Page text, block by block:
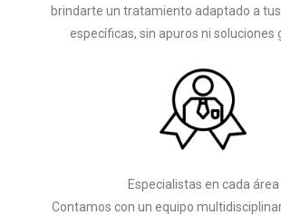
brindarte un tratamiento adaptado a
específicas, sin apuros ni soluciones
Especialistas en cada área
Contamos con un equipo